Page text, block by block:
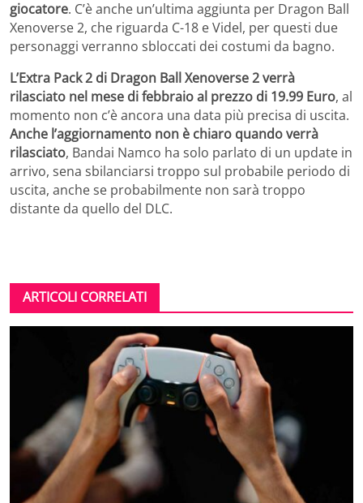
giocatore. C’è anche un’ultima aggiunta per Dragon Ball
Xenoverse 2, che riguarda C-18 e Videl, per questi due
personaggi verranno sbloccati dei costumi da bagno.
L’Extra Pack 2 di Dragon Ball Xenoverse 2 verrà
rilasciato nel mese di febbraio al prezzo di 19.99 Euro, al
momento non c’è ancora una data più precisa di uscita.
Anche l’aggiornamento non è chiaro quando verrà
rilasciato, Bandai Namco ha solo parlato di un update in
arrivo, sena sbilanciarsi troppo sul probabile periodo di
uscita, anche se probabilmente non sarà troppo
distante da quello del DLC.
ARTICOLI CORRELATI